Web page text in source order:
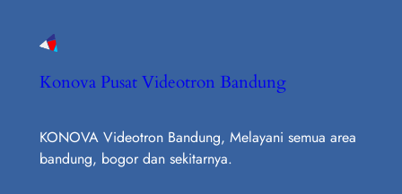
Konova Pusat Videotron Bandung
KONOVA Videotron Bandung, Melayani semua area
bandung, bogor dan sekitarnya.